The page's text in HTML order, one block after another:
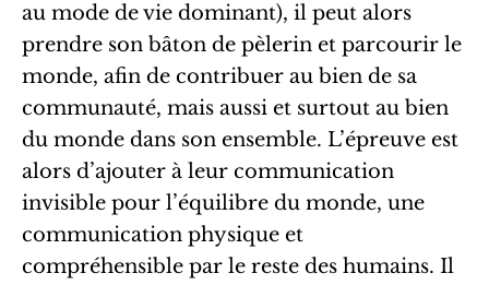
au mode de vie dominant), il peut alors
prendre son bâton de pèlerin et parcourir le
monde, afin de contribuer au bien de sa
communauté, mais aussi et surtout au bien
du monde dans son ensemble. L’épreuve est
alors d’ajouter à leur communication
invisible pour l’équilibre du monde, une
communication physique et
compréhensible par le reste des humains. Il